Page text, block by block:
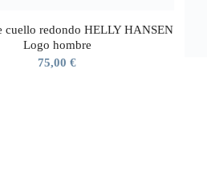
cuello redondo HELLY HANSEN
Logo hombre
75,00€